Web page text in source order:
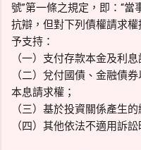
號”第一條之規定，即：“
抗辯，但對下列債權請求
予支持：
（一）支付存款本金及利息
（二）兌付國債、金融債
本息請求權；
（三）基於投資關係產生
（四）其他依法不適用訴